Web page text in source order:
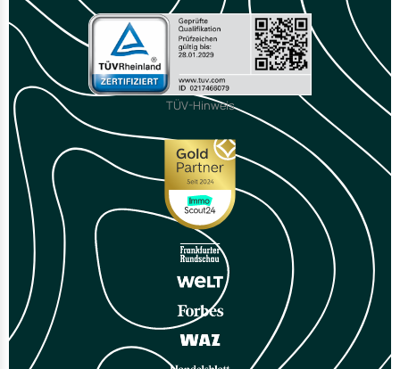
TÜV-Hinweis